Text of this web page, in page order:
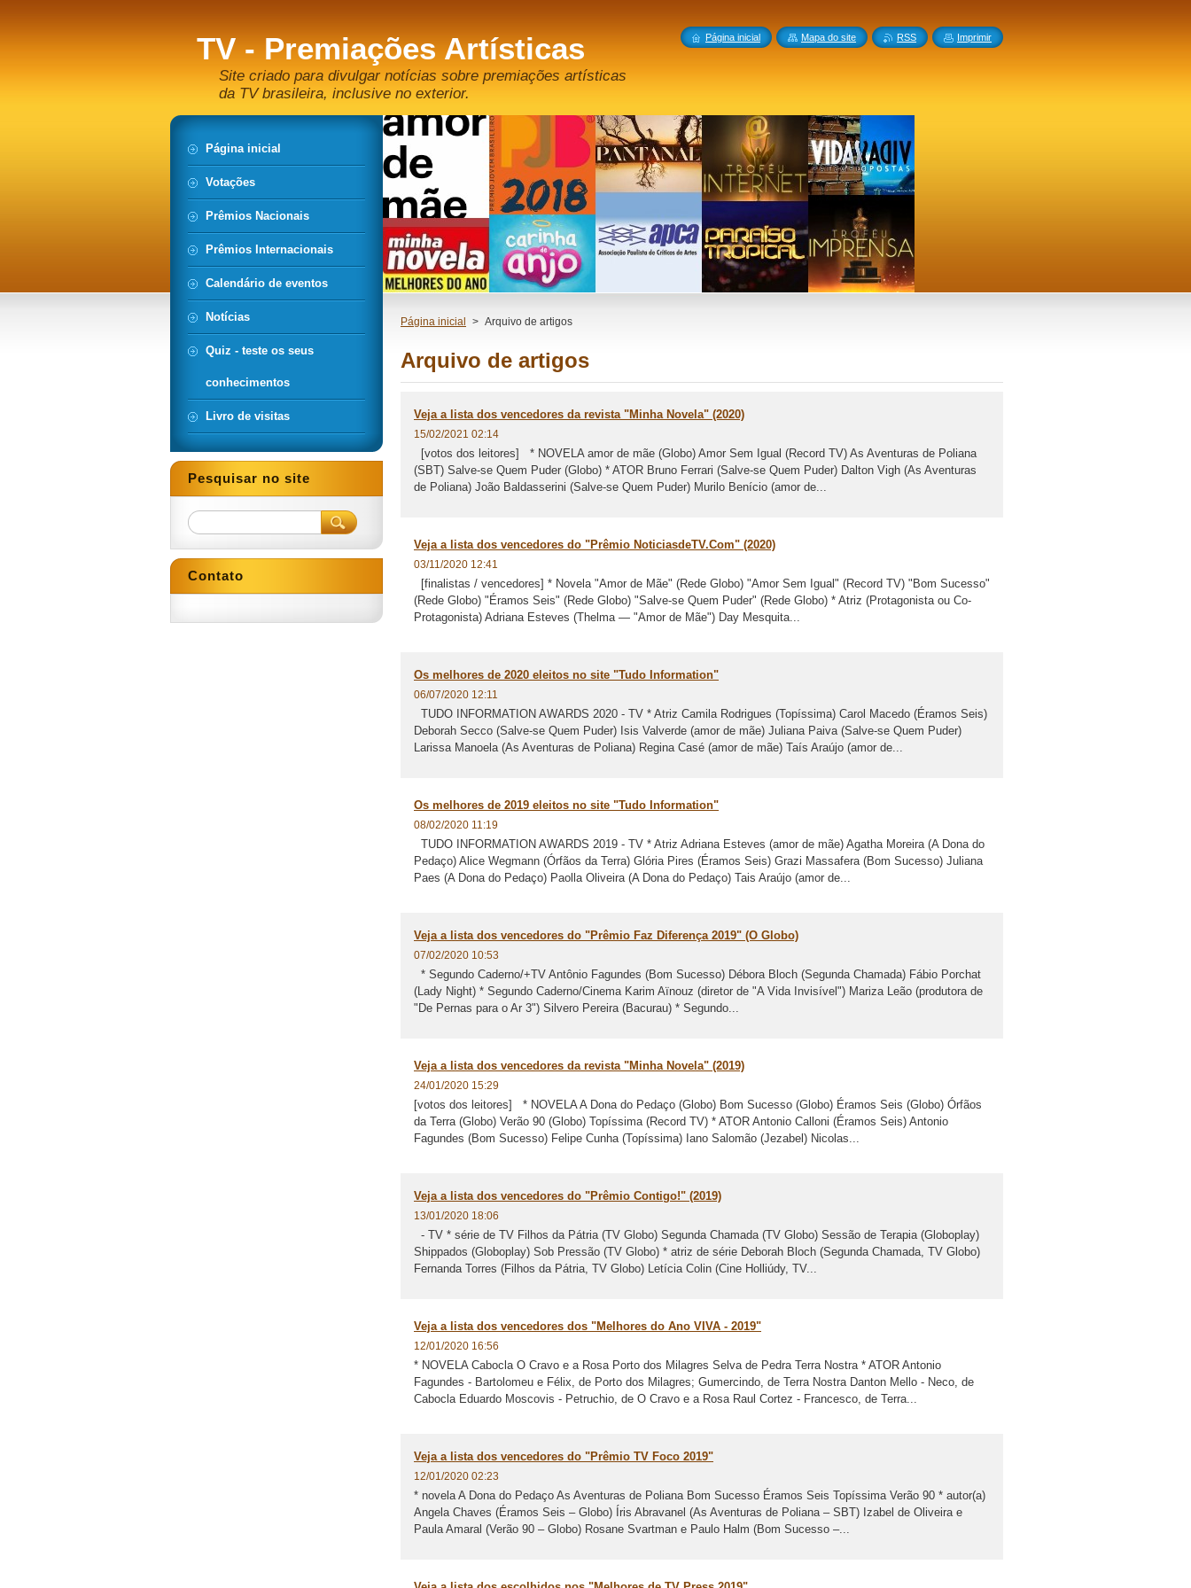
TV - Premiações Artísticas
Site criado para divulgar notícias sobre premiações artísticas
da TV brasileira, inclusive no exterior.
Página inicial > Arquivo de artigos
Arquivo de artigos
Veja a lista dos vencedores da revista "Minha Novela" (2020)
15/02/2021 02:14
[votos dos leitores] * NOVELA amor de mãe (Globo) Amor Sem Igual (Record TV) As Aventuras de Poliana
(SBT) Salve-se Quem Puder (Globo) * ATOR Bruno Ferrari (Salve-se Quem Puder) Dalton Vigh (As Aventuras
de Poliana) João Baldasserini (Salve-se Quem Puder) Murilo Benício (amor de...
Veja a lista dos vencedores do "Prêmio NoticiasdeTV.Com" (2020)
03/11/2020 12:41
[finalistas / vencedores] * Novela "Amor de Mãe" (Rede Globo) "Amor Sem Igual" (Record TV) "Bom Sucesso"
(Rede Globo) "Éramos Seis" (Rede Globo) "Salve-se Quem Puder" (Rede Globo) * Atriz (Protagonista ou Co-
Protagonista) Adriana Esteves (Thelma — "Amor de Mãe") Day Mesquita...
Os melhores de 2020 eleitos no site "Tudo Information"
06/07/2020 12:11
TUDO INFORMATION AWARDS 2020 - TV * Atriz Camila Rodrigues (Topíssima) Carol Macedo (Éramos Seis)
Deborah Secco (Salve-se Quem Puder) Isis Valverde (amor de mãe) Juliana Paiva (Salve-se Quem Puder)
Larissa Manoela (As Aventuras de Poliana) Regina Casé (amor de mãe) Taís Araújo (amor de...
Os melhores de 2019 eleitos no site "Tudo Information"
08/02/2020 11:19
TUDO INFORMATION AWARDS 2019 - TV * Atriz Adriana Esteves (amor de mãe) Agatha Moreira (A Dona do
Pedaço) Alice Wegmann (Órfãos da Terra) Glória Pires (Éramos Seis) Grazi Massafera (Bom Sucesso) Juliana
Paes (A Dona do Pedaço) Paolla Oliveira (A Dona do Pedaço) Tais Araújo (amor de...
Veja a lista dos vencedores do "Prêmio Faz Diferença 2019" (O Globo)
07/02/2020 10:53
* Segundo Caderno/+TV Antônio Fagundes (Bom Sucesso) Débora Bloch (Segunda Chamada) Fábio Porchat
(Lady Night) * Segundo Caderno/Cinema Karim Aïnouz (diretor de "A Vida Invisível") Mariza Leão (produtora de
"De Pernas para o Ar 3") Silvero Pereira (Bacurau) * Segundo...
Veja a lista dos vencedores da revista "Minha Novela" (2019)
24/01/2020 15:29
[votos dos leitores] * NOVELA A Dona do Pedaço (Globo) Bom Sucesso (Globo) Éramos Seis (Globo) Órfãos
da Terra (Globo) Verão 90 (Globo) Topíssima (Record TV) * ATOR Antonio Calloni (Éramos Seis) Antonio
Fagundes (Bom Sucesso) Felipe Cunha (Topíssima) Iano Salomão (Jezabel) Nicolas...
Veja a lista dos vencedores do "Prêmio Contigo!" (2019)
13/01/2020 18:06
- TV * série de TV Filhos da Pátria (TV Globo) Segunda Chamada (TV Globo) Sessão de Terapia (Globoplay)
Shippados (Globoplay) Sob Pressão (TV Globo) * atriz de série Deborah Bloch (Segunda Chamada, TV Globo)
Fernanda Torres (Filhos da Pátria, TV Globo) Letícia Colin (Cine Holliúdy, TV...
Veja a lista dos vencedores dos "Melhores do Ano VIVA - 2019"
12/01/2020 16:56
* NOVELA Cabocla O Cravo e a Rosa Porto dos Milagres Selva de Pedra Terra Nostra * ATOR Antonio
Fagundes - Bartolomeu e Félix, de Porto dos Milagres; Gumercindo, de Terra Nostra Danton Mello - Neco, de
Cabocla Eduardo Moscovis - Petruchio, de O Cravo e a Rosa Raul Cortez - Francesco, de Terra...
Veja a lista dos vencedores do "Prêmio TV Foco 2019"
12/01/2020 02:23
* novela A Dona do Pedaço As Aventuras de Poliana Bom Sucesso Éramos Seis Topíssima Verão 90 * autor(a)
Angela Chaves (Éramos Seis – Globo) Íris Abravanel (As Aventuras de Poliana – SBT) Izabel de Oliveira e
Paula Amaral (Verão 90 – Globo) Rosane Svartman e Paulo Halm (Bom Sucesso –...
Página inicial
Votações
Prêmios Nacionais
Prêmios Internacionais
Calendário de eventos
Notícias
Quiz - teste os seus
conhecimentos
Livro de visitas
Pesquisar no site
Contato
Página inicial Mapa do site RSS Imprimir